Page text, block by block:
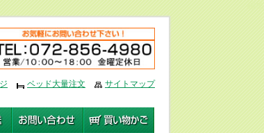
編集
ベッド大量注文 サイトマップ